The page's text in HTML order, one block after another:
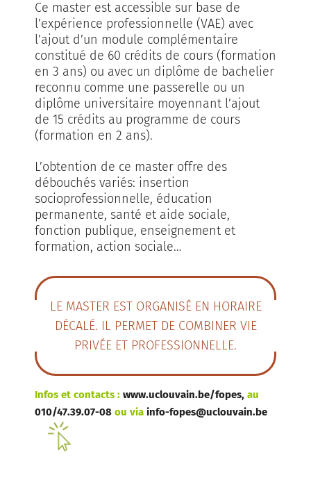
Ce master est accessible sur base de
l’expérience professionnelle (VAE) avec
l’ajout d’un module complémentaire
constitué de 60 crédits de cours (formation
en 3 ans) ou avec un diplôme de bachelier
reconnu comme une passerelle ou un
diplôme universitaire moyennant l’ajout
de 15 crédits au programme de cours
(formation en 2 ans).
L’obtention de ce master offre des
débouchés variés: insertion
socioprofessionnelle, éducation
permanente, santé et aide sociale,
fonction publique, enseignement et
formation, action sociale…
LE MASTER EST ORGANISÉ EN HORAIRE
DÉCALÉ. IL PERMET DE COMBINER VIE
PRIVÉE ET PROFESSIONNELLE.
Infos et contacts : www.uclouvain.be/fopes, au
010/47.39.07-08 ou via info-fopes@uclouvain.be